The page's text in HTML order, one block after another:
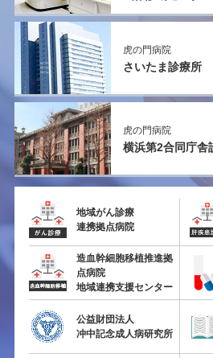
虎の門病院
さいたま診療所
虎の門病院
横浜第2合同庁舎
地域がん診療
連携拠点病院
造血幹細胞移植推進拠
点病院
地域連携支援センター
公益財団法人
冲中記念成人病研究所